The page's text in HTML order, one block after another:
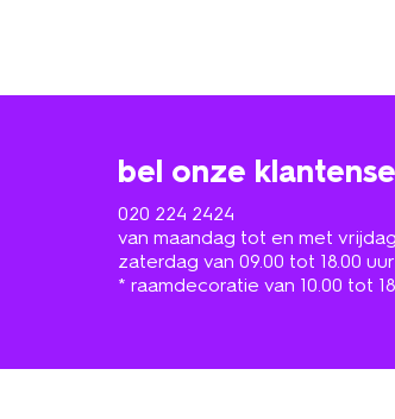
bel onze
020 224 2424
van maandag tot en met
zaterdag van 09.00 tot 18.00 uur
* raamdecoratie van 10.00 tot